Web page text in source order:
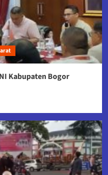
Kabupaten Bogor